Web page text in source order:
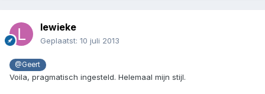
lewieke
Geplaatst: 10 juli 2013
@Geert
Voila, pragmatisch ingesteld. Helemaal mijn stijl.